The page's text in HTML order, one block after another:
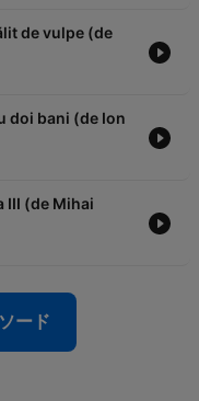
de vulpe (de
doi bani (de Ion
III (de Mihai
ード